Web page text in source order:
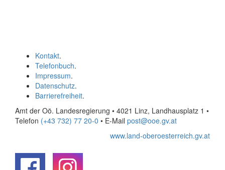
Kontakt.
Telefonbuch.
Impressum.
Datenschutz.
Barrierefreiheit.
Amt der Oö. Landesregierung • 4021 Linz, Landhausplatz 1 •
Telefon (+43 732) 77 20-0 • E-Mail post@ooe.gv.at
www.land-oberoesterreich.gv.at